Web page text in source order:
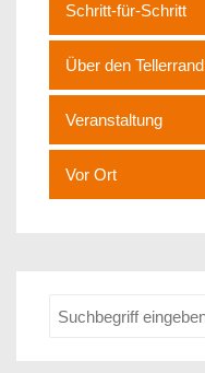
Schritt-für-Schritt
Über den Tellerrand
Veranstaltung
Vor Ort